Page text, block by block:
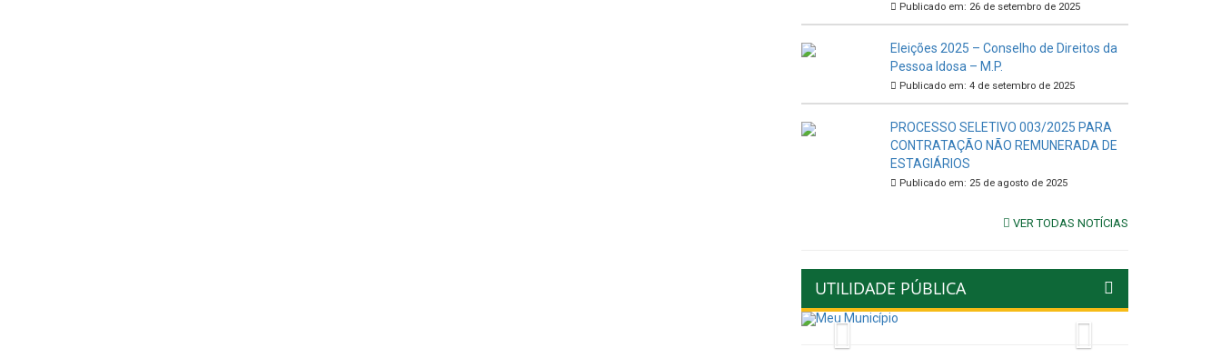
Publicado em: 26 de setembro de 2025
Eleições 2025 – Conselho de Direitos da
Pessoa Idosa – M.P.
Publicado em: 4 de setembro de 2025
PROCESSO SELETIVO 003/2025 PARA
CONTRATAÇÃO NÃO REMUNERADA DE
ESTAGIÁRIOS
Publicado em: 25 de agosto de 2025
VER TODAS NOTÍCIAS
UTILIDADE PÚBLICA
Previous